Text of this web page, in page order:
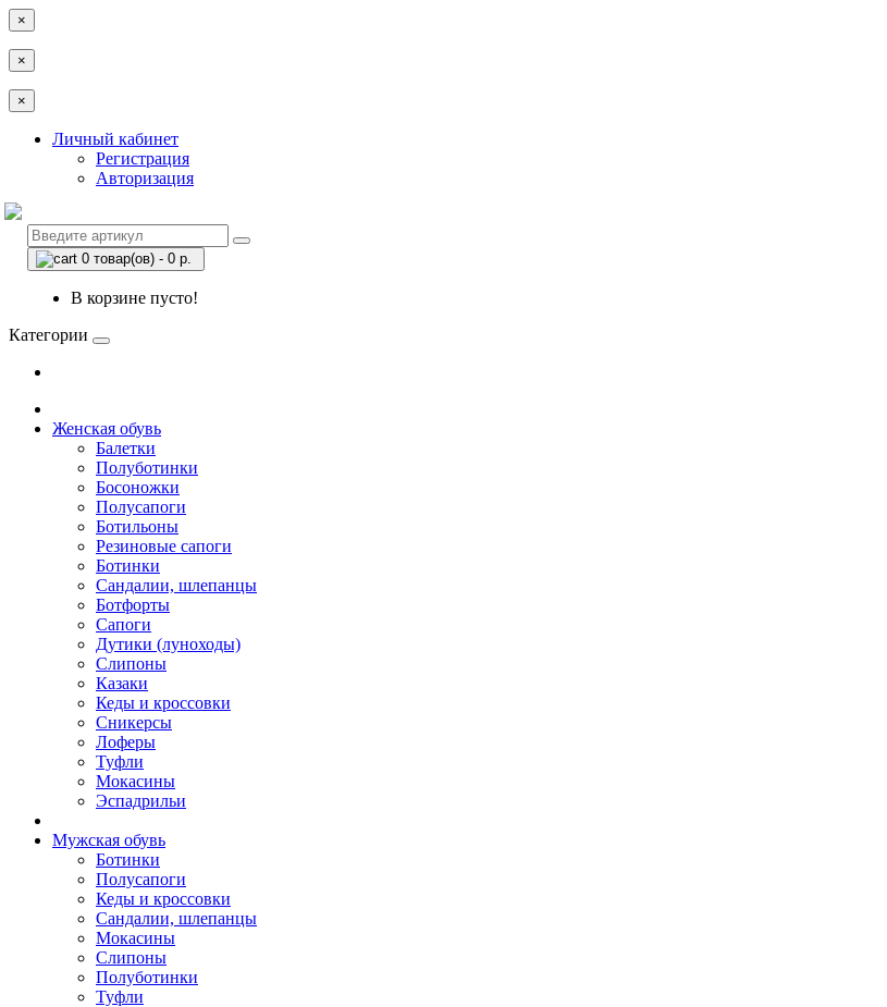
×
×
×
Личный кабинет
Регистрация
Авторизация
0 товар(ов) - 0 р.
В корзине пусто!
Категории
Женская обувь
Балетки
Полуботинки
Босоножки
Полусапоги
Ботильоны
Резиновые сапоги
Ботинки
Сандалии, шлепанцы
Ботфорты
Сапоги
Дутики (луноходы)
Слипоны
Казаки
Кеды и кроссовки
Сникерсы
Лоферы
Туфли
Мокасины
Эспадрильи
Мужская обувь
Ботинки
Полусапоги
Кеды и кроссовки
Сандалии, шлепанцы
Мокасины
Слипоны
Полуботинки
Туфли